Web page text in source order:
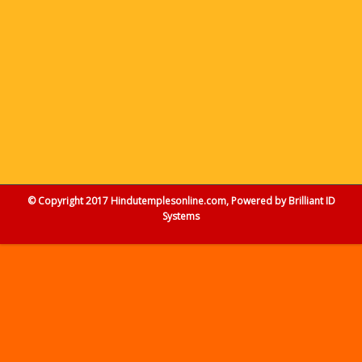
© Copyright 2017 Hindutemplesonline.com, Powered byBrilliant ID
Systems